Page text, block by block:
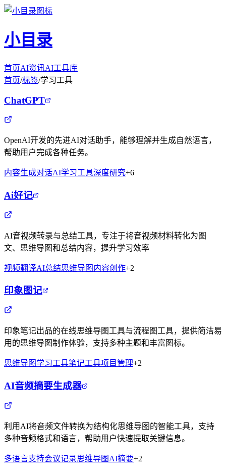
小目录
首页AI资讯AI工具库
首页/标签/学习工具
ChatGPT
OpenAI开发的先进AI对话助手，能够理解并生成自然语言，
帮助用户完成各种任务。
内容生成对话AI学习工具深度研究+6
Ai好记
AI音视频转录与总结工具，专注于将音视频材料转化为图
文、思维导图和总结内容，提升学习效率
视频翻译AI总结思维导图 内容创作+2
印象图记
印象笔记出品的在线思维导图工具与流程图工具，提供简洁易
用的思维导图制作体验，支持多种主题和丰富图标。
思维导图 学习工具笔记工具项目管理+2
AI音频摘要生成器
利用AI将音频文件转换为结构化思维导图的智能工具，支持
多种音频格式和语言，帮助用户快速提取关键信息。
多语言支持会议记录思维导图 AI摘要+2